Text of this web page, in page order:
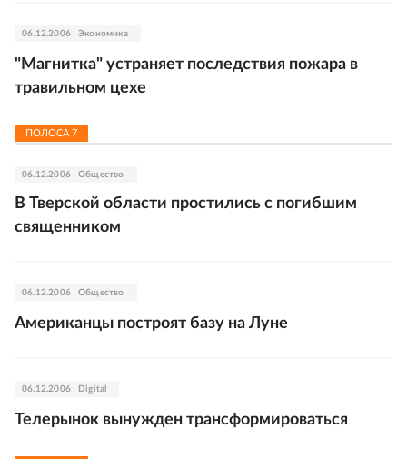
06.12.2006 Экономика
"Магнитка" устраняет последствия пожара в
травильном цехе
ПОЛОСА 7
06.12.2006 Общество
В Тверской области простились с погибшим
священником
06.12.2006 Общество
Американцы построят базу на Луне
06.12.2006 Digital
Телерынок вынужден трансформироваться